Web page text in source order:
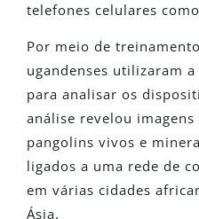
telefones celulares
Por meio de
ugandenses utilizaram
para analisar os
análise revelou
pangolins vivos e
ligados a uma rede de
em várias cidades
Ásia.